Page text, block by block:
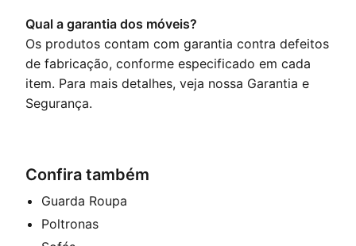
Qual a garantia dos móveis?
Os produtos contam com garantia contra defeitos
de fabricação, conforme especificado em cada
item. Para mais detalhes, veja nossa Garantia e
Segurança.
Confira também
Guarda Roupa
Poltronas